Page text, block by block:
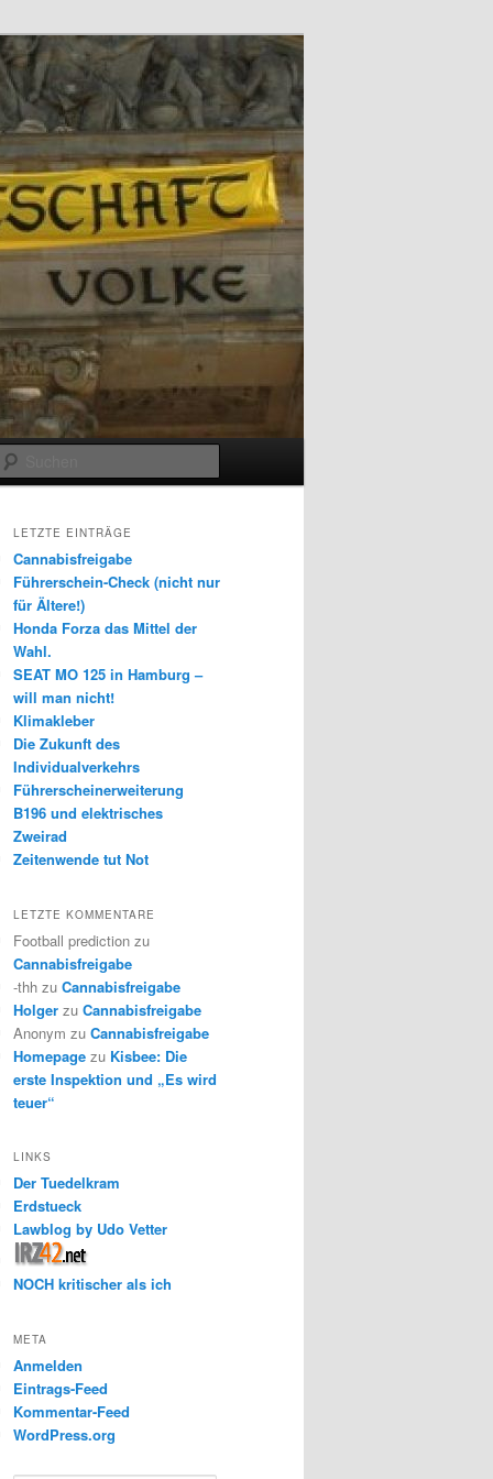
LETZTE EINTRÄGE
Cannabisfreigabe
Führerschein-Check (nicht nur
für Ältere!)
Honda Forza das Mittel der
Wahl.
SEAT MO 125 in Hamburg –
will man nicht!
Klimakleber
Die Zukunft des
Individualverkehrs
Führerscheinerweiterung
B196 und elektrisches
Zweirad
Zeitenwende tut Not
LETZTE KOMMENTARE
Football prediction zu
Cannabisfreigabe
-thh zu Cannabisfreigabe
Holger zu Cannabisfreigabe
Anonym zu Cannabisfreigabe
Homepage zu Kisbee: Die
erste Inspektion und „Es wird
teuer“
LINKS
Der Tuedelkram
Erdstueck
Lawblog by Udo Vetter
NOCH kritischer als ich
META
Anmelden
Eintrags-Feed
Kommentar-Feed
WordPress.org